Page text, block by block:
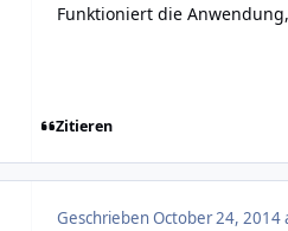
Funktioniert die
Zitieren
GeschriebenOctober 24, 2014